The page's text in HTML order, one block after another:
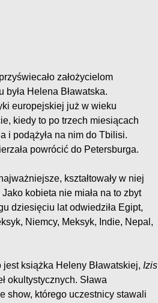
założycielom
Helena Bławatska.
europejskiej już w wieku
kiedy to po trzech miesiącach
i podążyła na nim do Tbilisi.
powrócić do Petersburga.
kształtowały w niej
kobieta nie miała na to zbyt
dziesięciu lat odwiedziła Egipt,
Niemcy, Meksyk, Indie, Nepal,
książka Heleny Bławatskiej, Izis
okultystycznych. Sława
show, którego uczestnicy stawali